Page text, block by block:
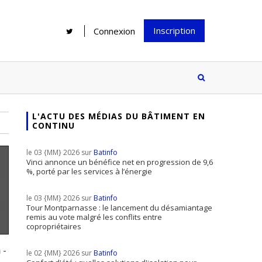
Connexion Inscription
idée mais...
Le print sous toutes ses formes a-t-
il encore sa place dans un monde
Rénover une salle de bains : gagner
supports
inscrire
à notre
-
L'ACTU DES MÉDIAS DU BÂTIMENT EN
CONTINU
le 03 {MM} 2026 surBatinfo
Vinci annonce un bénéfice net en progression de 9,6
%, porté par les services à l’énergie
le 03 {MM} 2026 surBatinfo
Tour Montparnasse : le lancement du désamiantage
remis au vote malgré les conflits entre
copropriétaires
le 02 {MM} 2026 surBatinfo